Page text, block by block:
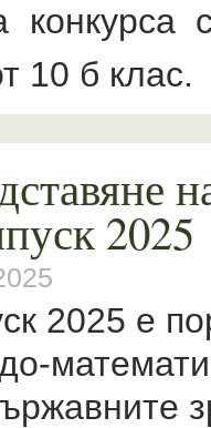
конкурса
10 б клас.
2025
2025 е